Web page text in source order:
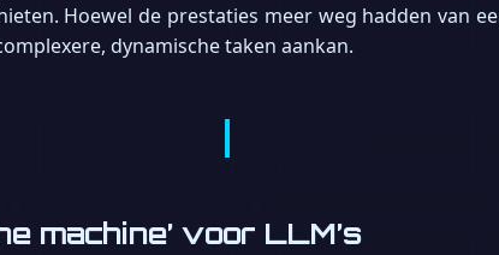
Hoewel de prestaties meer weg hadden van
dynamische taken aankan.
machine’ voor LLM’s